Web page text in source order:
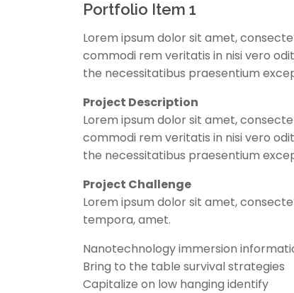
Portfolio Item 1
Lorem ipsum dolor sit amet,
commodi rem veritatis in nisi vero
the necessitatibus praesentium
Project Description
Lorem ipsum dolor sit amet,
commodi rem veritatis in nisi vero
the necessitatibus praesentium
Project Challenge
Lorem ipsum dolor sit amet,
tempora, amet.
Nanotechnology immersion
Bring to the table survival strategies
Capitalize on low hanging identify